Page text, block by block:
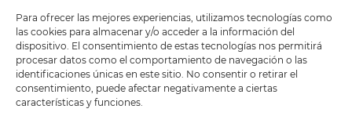
Para ofrecer las mejores experiencias, utilizamos tecnologías como
las cookies para almacenar y/o acceder a la información del
dispositivo. El consentimiento de estas tecnologías nos permitirá
procesar datos como el comportamiento de navegación o las
identificaciones únicas en este sitio. No consentir o retirar el
consentimiento, puede afectar negativamente a ciertas
características y funciones.
LEGAL
POLÍTICA DE
PRIVACIDAD
TÉRMINOS Y
CONDICIONES
GENERALES DE LA
POLÍTICA DE COOKIES
ENLACES
TIENDA
ESTILOS
FORMATOS
PREVENTAS
OFERTAS
MERCHANDISING